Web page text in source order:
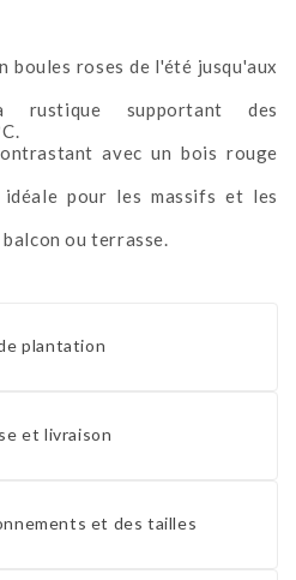
boules roses de l'été jusqu'aux
rustique supportant des
avec un bois rouge
pour les massifs et les
balcon ou terrasse.
plantation
et livraison
et des tailles